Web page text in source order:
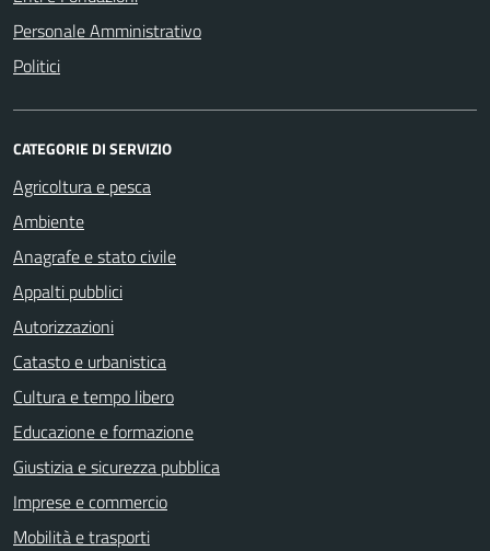
Personale Amministrativo
Politici
CATEGORIE DI SERVIZIO
Agricoltura e pesca
Ambiente
Anagrafe e stato civile
Appalti pubblici
Autorizzazioni
Catasto e urbanistica
Cultura e tempo libero
Educazione e formazione
Giustizia e sicurezza pubblica
Imprese e commercio
Mobilità e trasporti